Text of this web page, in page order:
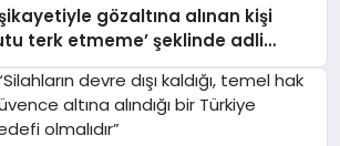
şikayetiyle gözaltına alınan kişi
terk etmeme’ şeklinde adli